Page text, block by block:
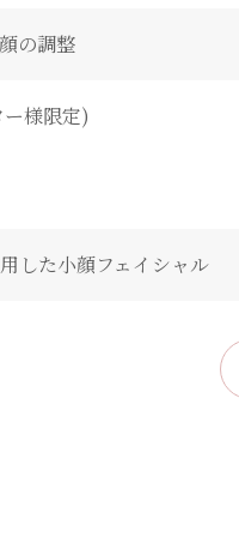
の調整
様限定)
した小顔フェイシャル